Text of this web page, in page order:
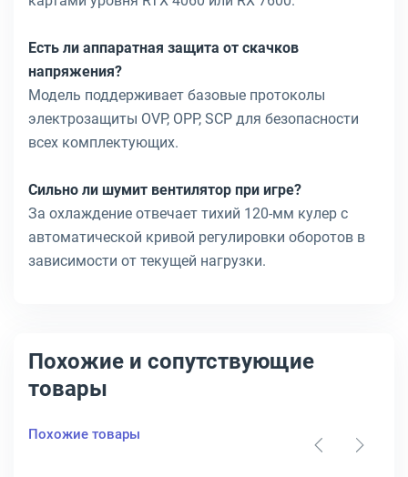
Есть ли аппаратная защита от скачков
напряжения?
Модель поддерживает базовые протоколы
электрозащиты OVP, OPP, SCP для безопасности
всех комплектующих.
Сильно ли шумит вентилятор при игре?
За охлаждение отвечает тихий 120-мм кулер с
автоматической кривой регулировки оборотов в
зависимости от текущей нагрузки.
Похожие и сопутствующие
товары
Похожие товары